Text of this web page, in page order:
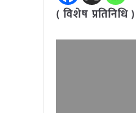
( विशेष प्रतिनिधि )